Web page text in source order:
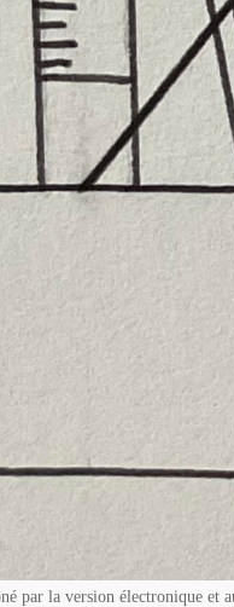
par la version électronique et